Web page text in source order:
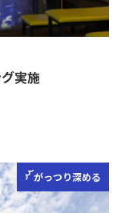
実施
がっつり深める